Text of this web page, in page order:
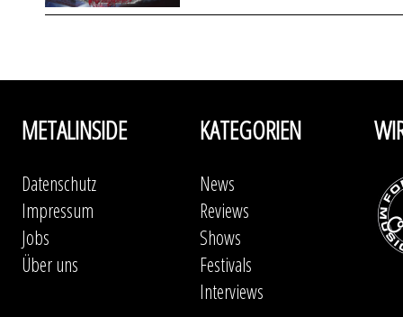
METALINSIDE
Datenschutz
Impressum
Jobs
Über uns
KATEGORIEN
News
Reviews
Shows
Festivals
Interviews